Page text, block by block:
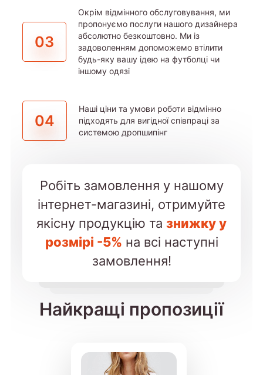
03
Окрім відмінного обслуговування, ми
пропонуємо послуги нашого дизайнера
абсолютно безкоштовно. Ми із
задоволенням допоможемо втілити
будь-яку вашу ідею на футболці чи
іншому одязі
04
Наші ціни та умови роботи відмінно
підходять для вигідної співпраці за
системою дропшипінг
Робіть замовлення у нашому
інтернет-магазині, отримуйте
якісну продукцію та знижку у
розмірі -5% на всі наступні
замовлення!
Найкращі пропозиції